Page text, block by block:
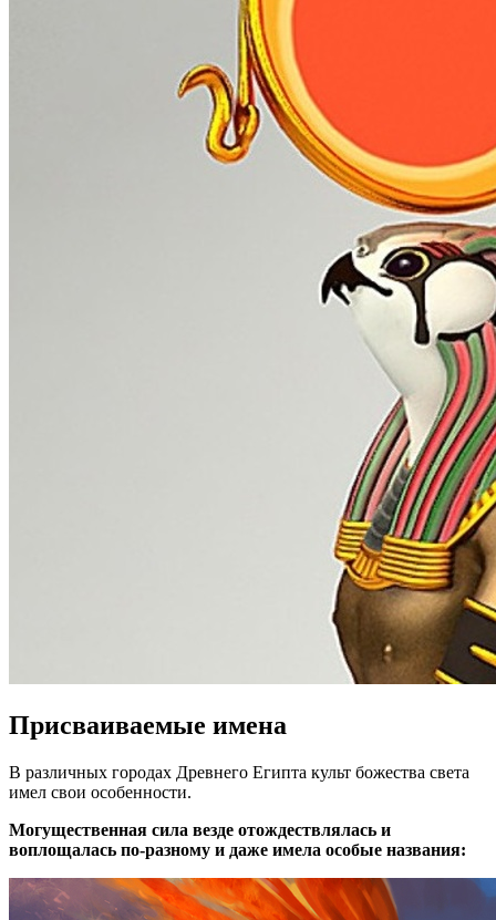
Присваиваемые имена
В различных городах Древнего Египта культ божества света
имел свои особенности.
Могущественная сила везде отождествлялась и
воплощалась по-разному и даже имела особые названия: